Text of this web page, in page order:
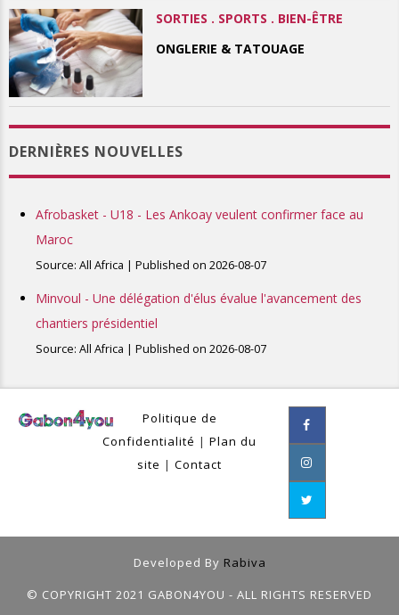
SORTIES . SPORTS . BIEN-ÊTRE
ONGLERIE & TATOUAGE
DERNIÈRES NOUVELLES
Afrobasket - U18 - Les Ankoay veulent confirmer face au
Maroc
Source: All Africa Published on 2026-08-07
Minvoul - Une délégation d'élus évalue l'avancement des
chantiers présidentiel
Source: All Africa Published on 2026-08-07
Politique de
Confidentialité | Plan du
site | Contact
Developed By Rabiva
© COPYRIGHT 2021 GABON4YOU - ALL RIGHTS RESERVED